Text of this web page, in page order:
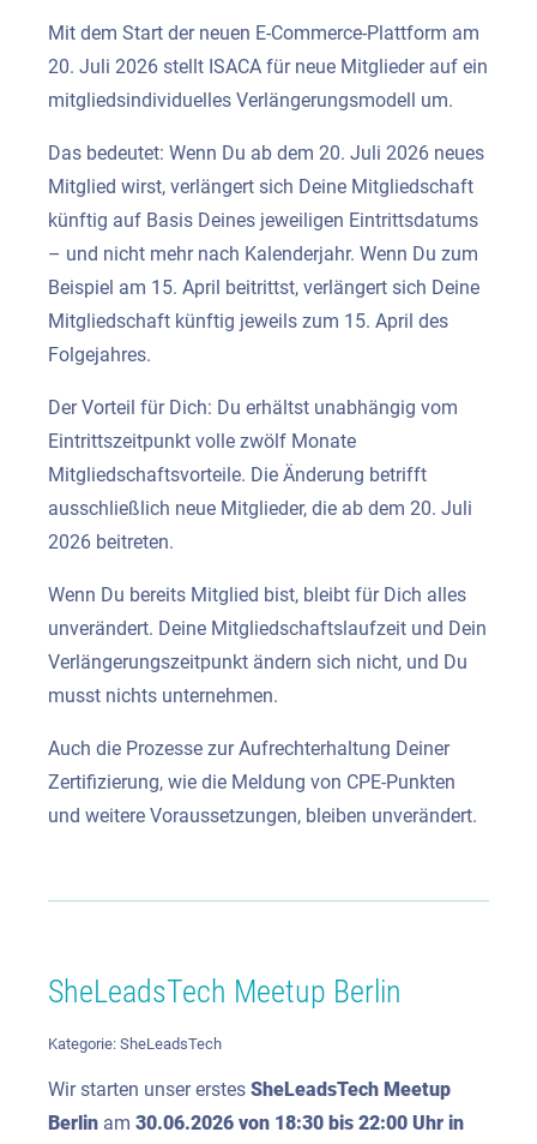
Mit dem Start der neuen E-Commerce-Plattform am
20. Juli 2026 stellt ISACA für neue Mitglieder auf ein
mitgliedsindividuelles Verlängerungsmodell um.
Das bedeutet: Wenn Du ab dem 20. Juli 2026 neues
Mitglied wirst, verlängert sich Deine Mitgliedschaft
künftig auf Basis Deines jeweiligen Eintrittsdatums
– und nicht mehr nach Kalenderjahr. Wenn Du zum
Beispiel am 15. April beitrittst, verlängert sich Deine
Mitgliedschaft künftig jeweils zum 15. April des
Folgejahres.
Der Vorteil für Dich: Du erhältst unabhängig vom
Eintrittszeitpunkt volle zwölf Monate
Mitgliedschaftsvorteile. Die Änderung betrifft
ausschließlich neue Mitglieder, die ab dem 20. Juli
2026 beitreten.
Wenn Du bereits Mitglied bist, bleibt für Dich alles
unverändert. Deine Mitgliedschaftslaufzeit und Dein
Verlängerungszeitpunkt ändern sich nicht, und Du
musst nichts unternehmen.
Auch die Prozesse zur Aufrechterhaltung Deiner
Zertifizierung, wie die Meldung von CPE-Punkten
und weitere Voraussetzungen, bleiben unverändert.
SheLeadsTech Meetup Berlin
Kategorie: SheLeadsTech
Wir starten unser erstes SheLeadsTech Meetup
Berlin am 30.06.2026 von 18:30 bis 22:00 Uhr in